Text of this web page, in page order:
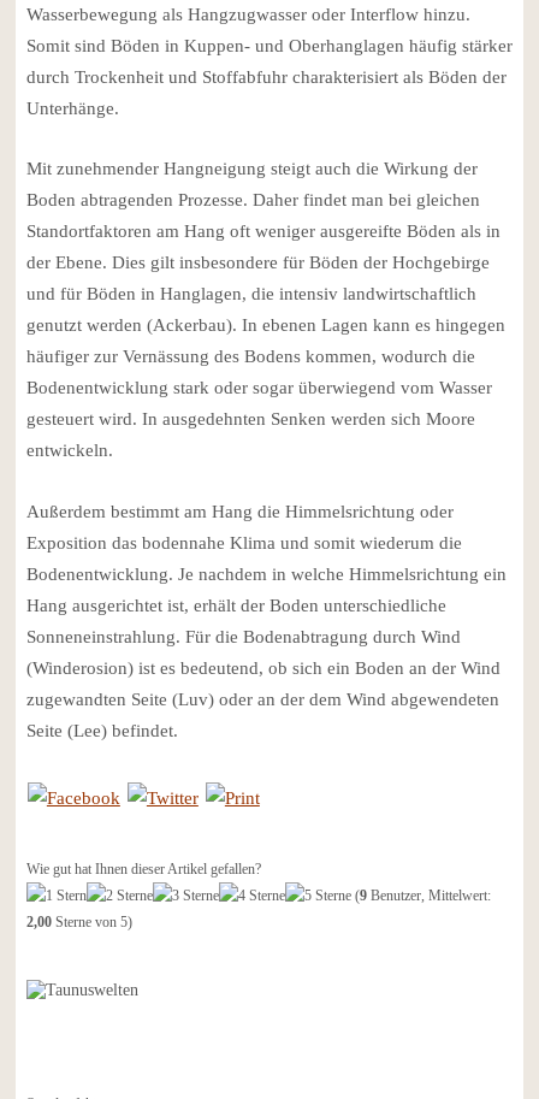
Wasserbewegung als Hangzugwasser oder Interflow hinzu.
Somit sind Böden in Kuppen- und Oberhanglagen häufig stärker
durch Trockenheit und Stoffabfuhr charakterisiert als Böden der
Unterhänge.
Mit zunehmender Hangneigung steigt auch die Wirkung der
Boden abtragenden Prozesse. Daher findet man bei gleichen
Standortfaktoren am Hang oft weniger ausgereifte Böden als in
der Ebene. Dies gilt insbesondere für Böden der Hochgebirge
und für Böden in Hanglagen, die intensiv landwirtschaftlich
genutzt werden (Ackerbau). In ebenen Lagen kann es hingegen
häufiger zur Vernässung des Bodens kommen, wodurch die
Bodenentwicklung stark oder sogar überwiegend vom Wasser
gesteuert wird. In ausgedehnten Senken werden sich Moore
entwickeln.
Außerdem bestimmt am Hang die Himmelsrichtung oder
Exposition das bodennahe Klima und somit wiederum die
Bodenentwicklung. Je nachdem in welche Himmelsrichtung ein
Hang ausgerichtet ist, erhält der Boden unterschiedliche
Sonneneinstrahlung. Für die Bodenabtragung durch Wind
(Winderosion) ist es bedeutend, ob sich ein Boden an der Wind
zugewandten Seite (Luv) oder an der dem Wind abgewendeten
Seite (Lee) befindet.
Wie gut hat Ihnen dieser Artikel gefallen?
(9Benutzer, Mittelwert:
2,00Sterne von 5)